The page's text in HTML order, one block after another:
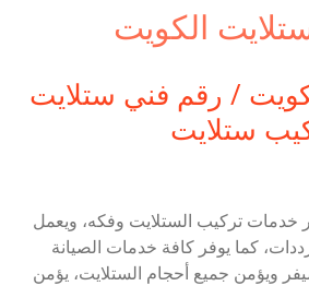
الكويت
/ رقم فني ستلايت
ستلايت
خدمات تركيب الستلايت وفكه، ويعمل
كما يوفر كافة خدمات الصيانة
ويؤمن جميع أحجام الستلايت، يؤمن